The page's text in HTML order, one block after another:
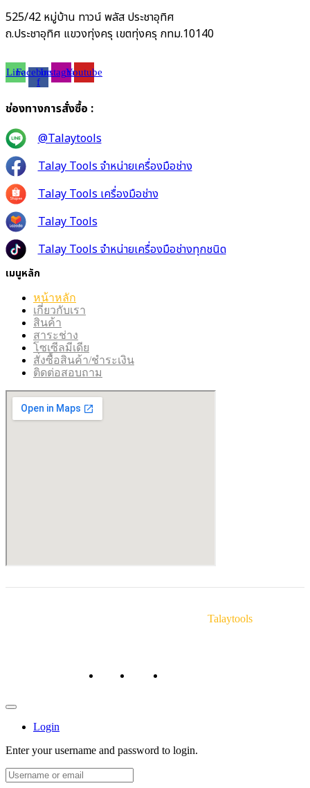
525/42 หมู่บ้าน ทาวน์ พลัส ประชาอุทิศ
ถ.ประชาอุทิศ แขวงทุ่งครุ เขตทุ่งครุ กทม.10140
LineFacebook-
f
InstagramYoutube
ช่องทางการสั่งซื้อ :
@Talaytools
Talay Tools จำหน่ายเครื่องมือช่าง
Talay Tools เครื่องมือช่าง
Talay Tools
Talay Tools จำหน่ายเครื่องมือช่างทุกชนิด
เมนูหลัก
หน้าหลัก
เกี่ยวกับเรา
สินค้า
สาระช่าง
โซเซีลมีเดีย
สั่งซื้อสินค้า/ชำระเงิน
ติดต่อสอบถาม
Talaytools
หน้าหลัก ถาม/ตอบ
Login
Enter your username and password to login.